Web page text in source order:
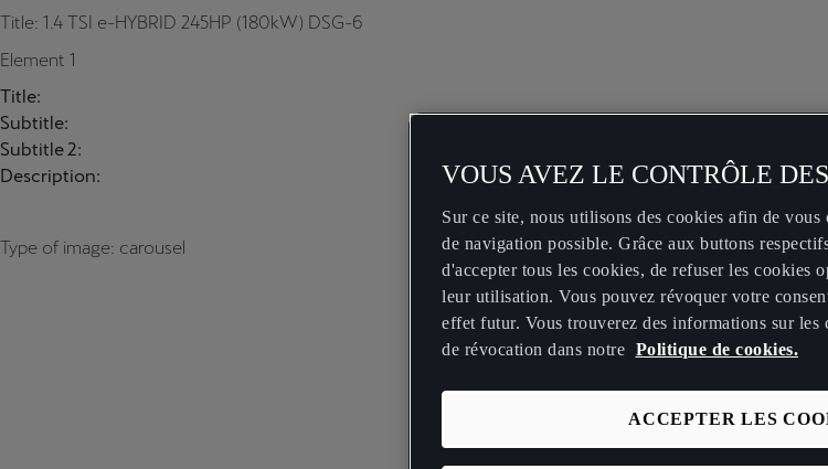
Title: 1.4 TSI e-HYBRID 245HP (180kW) DSG-6
Element 1
Title:
Subtitle:
Subtitle 2:
Description:
Type of image: carousel
VOUS AVEZ LE CONTRÔLE
Sur ce site, nous utilisons des cookies afin de
de navigation possible. Grâce aux buttons
d'accepter tous les cookies, de refuser les cookies
leur utilisation. Vous pouvez révoquer votre
effet futur. Vous trouverez des informations sur
de révocation dans notre Politique de cookies.
ACCEPTER LES